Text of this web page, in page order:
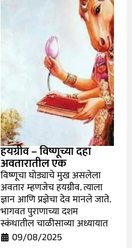
हयग्रीव – विष्णूच्या दहा
अवतारातील एक
विष्णूचा घोड्याचे मुख असलेला
अवतार म्हणजेच हयग्रीव. त्याला
ज्ञान आणि प्रज्ञेचा देव मानले जाते.
भागवत पुराणाच्या दशम
स्कंधातील चाळीसाव्या अध्यायात
09/08/2025